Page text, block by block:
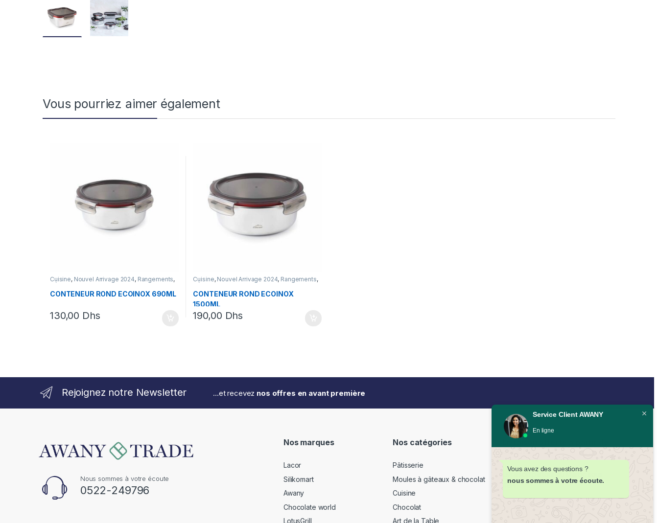
Vous pourriez aimer également
Cuisine, Nouvel Arrivage 2024, Rangements,
Sélection Spring by ihsun
CONTENEUR ROND ECOINOX 690ML
130,00 Dhs
Cuisine, Nouvel Arrivage 2024, Rangements,
Sélection Spring by ihsun
CONTENEUR ROND ECOINOX
1500ML
190,00 Dhs
Rejoignez notre Newsletter ...et recevez nos offres en avant première
Nous sommes à votre écoute
0522-249796
Nos marques
Lacor
Silikomart
Awany
Chocolate world
LotusGrill
Nos catégories
Pâtisserie
Moules à gâteaux & chocolat
Cuisine
Chocolat
Art de la Table
Livraison partout au Maroc sous
48H
Service Client AWANY
En ligne
Vous avez des questions ?
nous sommes à votre écoute.